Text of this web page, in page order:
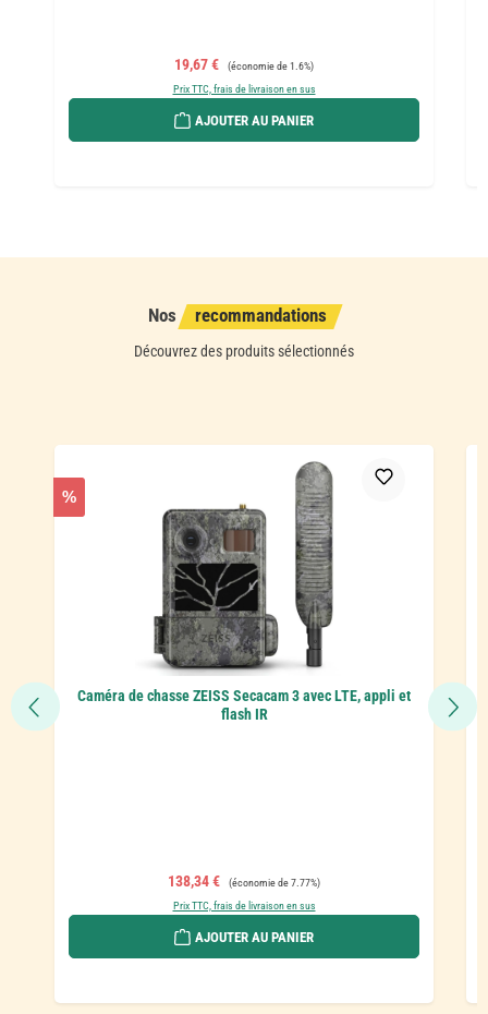
Prix de vente :
19,67 € Prix régulier :
(économie de 1.6%)
Prix TTC, frais de livraison en sus
AJOUTER AU PANIER
Nos recommandations
Découvrez des produits sélectionnés
Ignorer la galerie de produits
%
Caméra de chasse ZEISS Secacam 3 avec LTE, appli et
flash IR
Prix de vente :
138,34 € Prix régulier :
(économie de 7.77%)
Prix TTC, frais de livraison en sus
AJOUTER AU PANIER